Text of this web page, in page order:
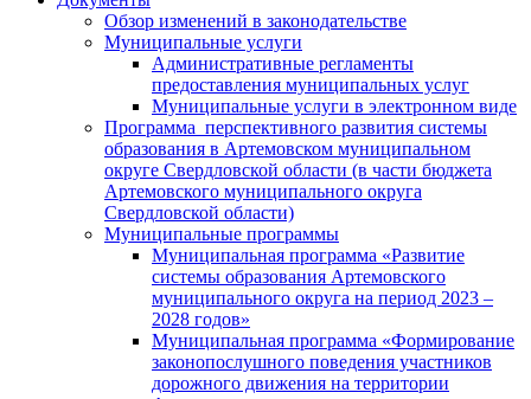
Обзор изменений в законодательстве
Муниципальные услуги
Административные регламенты
предоставления муниципальных услуг
Муниципальные услуги в электронном виде
Программа перспективного развития системы
образования в Артемовском муниципальном
округе Свердловской области (в части бюджета
Артемовского муниципального округа
Свердловской области)
Муниципальные программы
Муниципальная программа «Развитие
системы образования Артемовского
муниципального округа на период 2023 –
2028 годов»
Муниципальная программа «Формирование
законопослушного поведения участников
дорожного движения на территории